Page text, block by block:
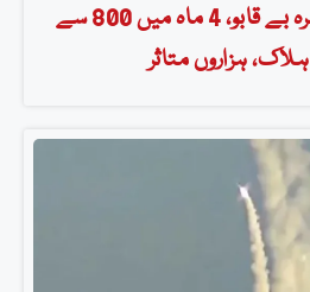
بنگلا دیش میں خسرہ بے قابو، 4 ماہ میں 800 سے
ہزاروں متاثر